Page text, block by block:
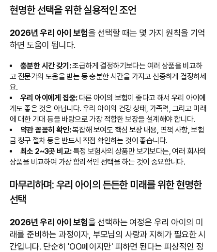
현명한 선택을 위한 실용적인 조언
2026년 우리 아이 보험을 선택할 때는 몇 가지 원칙을 기억
하면 도움이 됩니다.
충분한 시간 갖기:조급하게 결정하기보다는 여러 상품을 비교하
고 전문가의 도움을 받는 등 충분한 시간을 가지고 신중하게 결정하세
요.
우리 아이에게 집중:다른 아이의 보험이 좋다고 해서 우리 아이에
게도 좋은 것은 아닙니다. 우리 아이의 건강 상태, 가족력, 그리고 미래
에 대한 기대 등을 바탕으로 가장 적합한 보장을 설계해야 합니다.
약관 꼼꼼히 확인:복잡해 보여도 핵심 보장 내용, 면책 사항, 보험
금 청구 절차 등은 반드시 직접 확인하는 것이 좋습니다.
최소 2~3곳 비교:특정 보험사의 상품만 보기보다는, 여러 회사의
상품을 비교하여 가장 합리적인 선택을 하는 것이 중요합니다.
마무리하며: 우리 아이의 든든한 미래를 위한 현명한
선택
2026년 우리 아이 보험을 선택하는 여정은 우리 아이의 미
래를 준비하는 과정이자, 부모님의 사랑과 지혜가 필요한 시
간입니다. 단순히 'OO페이지만' 피하면 된다는 피상적인 정